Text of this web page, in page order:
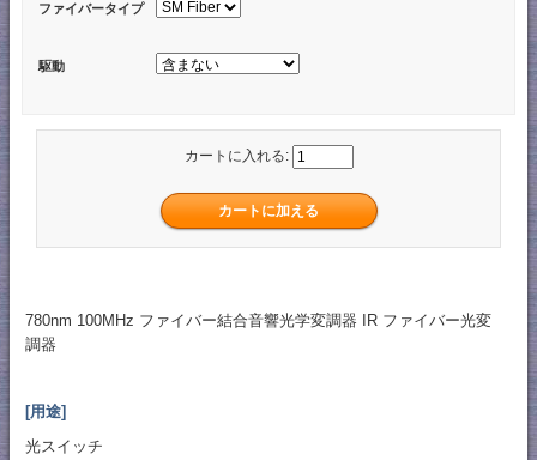
ファイバータイプ
駆動
カートに入れる:
780nm 100MHz ファイバー結合音響光学変調器 IR ファイバー光変
調器
[用途]
光スイッチ